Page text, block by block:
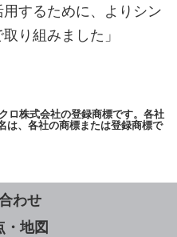
するために、よりシン
り組みました」
ロ株式会社の登録商標です。各社
は、各社の商標または登録商標で
わせ
・地図